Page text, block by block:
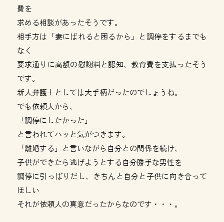
費を
求める相談があったそうです。
相手方は「妻にばれると困るから」と調停をするまでも
なく
要求通りに高額の慰謝料と認知、教育費を支払ったそう
です。
新人弁護士としては大手柄だったのでしょうね。
でも依頼人から、
「調停にしたかった」
と言われてハッと気がつきます。
「離婚する」と言いながら自分との関係を続け、
子供ができたら逃げようとする自分勝手な男性を
調停に引っぱりだし、きちんと自分と子供に向き合って
ほしい
それが依頼人の真意だったからなのです・・・。